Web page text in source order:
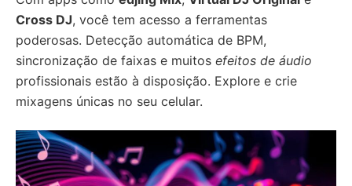
Cross DJ, você tem acesso a ferramentas
poderosas. Detecção automática de BPM,
sincronização de faixas e muitos efeitos de áudio
profissionais estão à disposição. Explore e crie
mixagens únicas no seu celular.